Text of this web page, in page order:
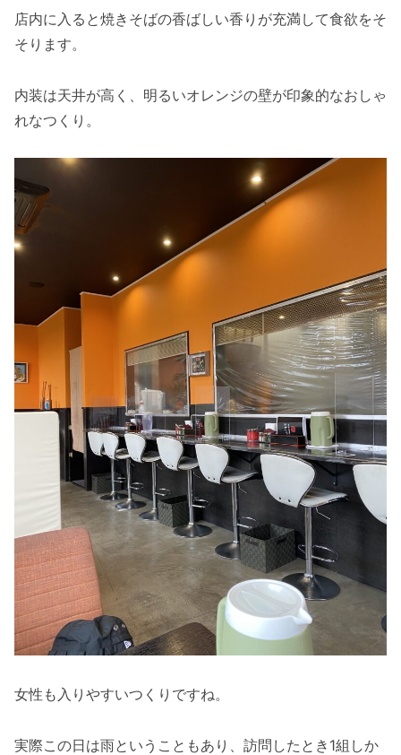
店内に入ると焼きそばの香ばしい香りが充満して食欲をそ
そります。
内装は天井が高く、明るいオレンジの壁が印象的なおしゃ
れなつくり。
女性も入りやすいつくりですね。
実際この日は雨ということもあり、訪問したとき1組しか